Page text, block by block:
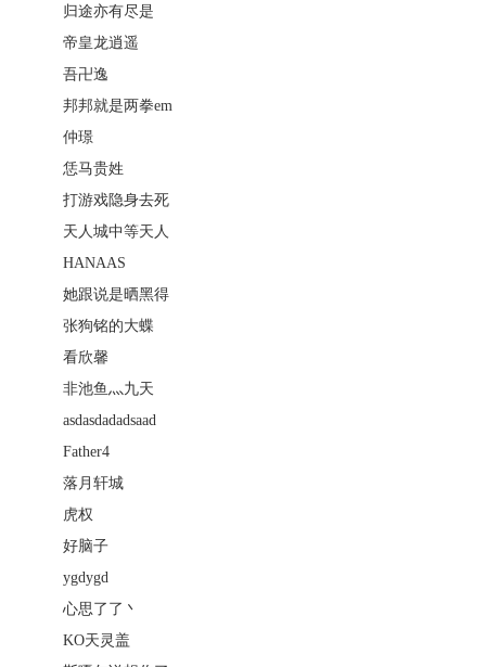
归途亦有尽是
帝皇龙逍遥
吾卍逸
邦邦就是两拳em
仲璟
恁马贵姓
打游戏隐身去死
天人城中等天人
HANAAS
她跟说是晒黑得
张狗铭的大蝶
看欣馨
非池鱼灬九天
asdasdadadsaad
Father4
落月轩城
虎权
好脑子
ygdygd
心思了了丶
KO天灵盖